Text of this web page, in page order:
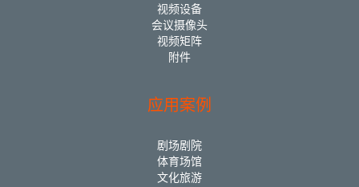
视频设备
会议摄像头
视频矩阵
附件
应用案例
剧场剧院
体育场馆
文化旅游